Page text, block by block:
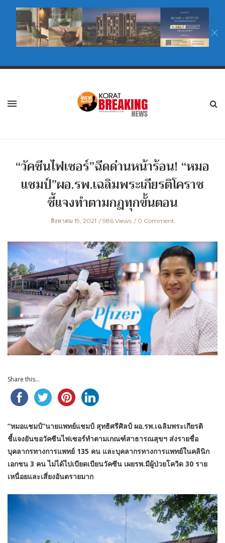
“วัคซีนไฟเซอร์”ฉีดด่านหน้าร้อน! “หมอ
แชมป์”ผอ.รพ.เฉลิมพระเกียรติโคราช
ชี้แจงทำตามกฎทุกขั้นตอน
สิงหาคม 19, 2021 986 Views 0 Comment
Share this...
“หมอแชมป์”นายแพทย์แชมป์ สุทธิศรีศิลป์ ผอ.รพ.เฉลิมพระเกียรติ
ชี้แจงยันขอวัคซีนไฟเซอร์ทำตามเกณฑ์สาธารณสุขฯ ส่งรายชื่อ
บุคลากรทางการแพทย์ 135 คน และบุคลากรทางการแพทย์ในคลินิก
เอกชน 3 คน ไม่ได้ไปเบียดเบียนวัคซีน เผยรพ.มีผู้ป่วยโควิด 30 ราย
เหนื่อยและเสี่ยงอันตรายมาก